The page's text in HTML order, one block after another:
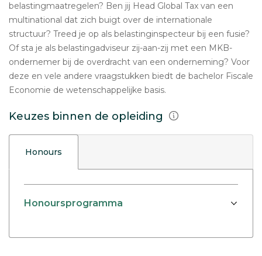
belastingmaatregelen? Ben jij Head Global Tax van een
multinational dat zich buigt over de internationale
structuur? Treed je op als belastinginspecteur bij een fusie?
Of sta je als belastingadviseur zij-aan-zij met een MKB-
ondernemer bij de overdracht van een onderneming? Voor
deze en vele andere vraagstukken biedt de bachelor Fiscale
Economie de wetenschappelijke basis.
Keuzes binnen de opleiding
Honours
Honoursprogramma